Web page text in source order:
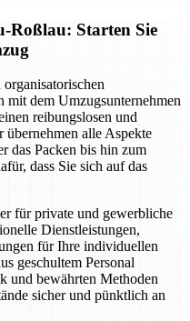
Roßlau: Starten Sie
mit dem Umzugsunternehmen
reibungslosen und
alle Aspekte
das Packen bis hin zum
dass Sie sich auf das
für private und gewerbliche
Dienstleistungen,
für Ihre individuellen
geschultem Personal
und bewährten Methoden
sicher und pünktlich an